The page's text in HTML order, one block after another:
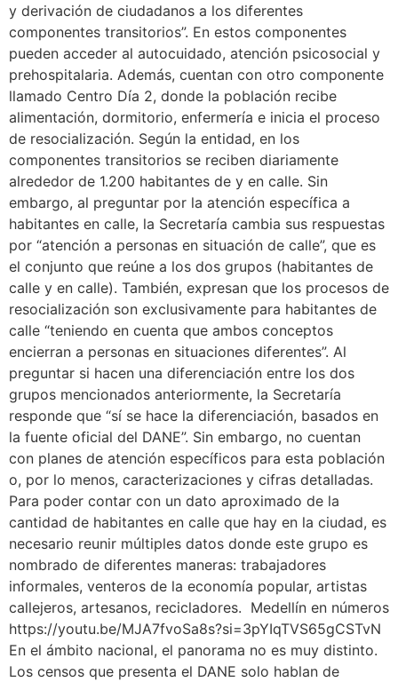
y derivación de ciudadanos a los diferentes
componentes transitorios”. En estos componentes
pueden acceder al autocuidado, atención psicosocial y
prehospitalaria. Además, cuentan con otro componente
llamado Centro Día 2, donde la población recibe
alimentación, dormitorio, enfermería e inicia el proceso
de resocialización. Según la entidad, en los
componentes transitorios se reciben diariamente
alrededor de 1.200 habitantes de y en calle. Sin
embargo, al preguntar por la atención específica a
habitantes en calle, la Secretaría cambia sus respuestas
por “atención a personas en situación de calle”, que es
el conjunto que reúne a los dos grupos (habitantes de
calle y en calle). También, expresan que los procesos de
resocialización son exclusivamente para habitantes de
calle “teniendo en cuenta que ambos conceptos
encierran a personas en situaciones diferentes”. Al
preguntar si hacen una diferenciación entre los dos
grupos mencionados anteriormente, la Secretaría
responde que “sí se hace la diferenciación, basados en
la fuente oficial del DANE”. Sin embargo, no cuentan
con planes de atención específicos para esta población
o, por lo menos, caracterizaciones y cifras detalladas.
Para poder contar con un dato aproximado de la
cantidad de habitantes en calle que hay en la ciudad, es
necesario reunir múltiples datos donde este grupo es
nombrado de diferentes maneras: trabajadores
informales, venteros de la economía popular, artistas
callejeros, artesanos, recicladores. Medellín en números
https://youtu.be/MJA7fvoSa8s?si=3pYIqTVS65gCSTvN
En el ámbito nacional, el panorama no es muy distinto.
Los censos que presenta el DANE solo hablan de